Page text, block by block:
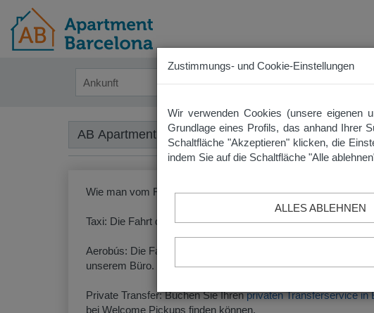
Zustimmungs- und Cookie-Einstellungen
Wir verwenden Cookies (unsere eigenen
Grundlage eines Profils, das anhand Ihrer
Schaltfläche "Akzeptieren" klicken, die
indem Sie auf die Schaltfläche "Alle
ALLES ABLEHNEN
AB Apartment Barcelona ·Wo finden Sie uns
Wie man vom Flughafen Barcelona-El Prat zu unserem Büro
Taxi: Die Fahrt dauert rund 20-30 Minuten.
Aerobús: Die Fahrzeit des Aerobús beträgt ca. 30 Minuten.
unserem Büro. Sparen Sie Zeit undkaufen Sie Ihre Tickets im
Private Transfer: Buchen Sie Ihrenprivaten Transferservice in
bei Welcome Pickups finden können.